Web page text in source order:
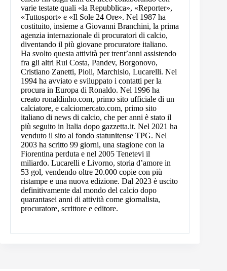
varie testate quali «la Repubblica», «Reporter»,
«Tuttosport» e «Il Sole 24 Ore». Nel 1987 ha
costituito, insieme a Giovanni Branchini, la prima
agenzia internazionale di procuratori di calcio,
diventando il più giovane procuratore italiano.
Ha svolto questa attività per trent’anni assistendo
fra gli altri Rui Costa, Pandev, Borgonovo,
Cristiano Zanetti, Pioli, Marchisio, Lucarelli. Nel
1994 ha avviato e sviluppato i contatti per la
procura in Europa di Ronaldo. Nel 1996 ha
creato ronaldinho.com, primo sito ufficiale di un
calciatore, e calciomercato.com, primo sito
italiano di news di calcio, che per anni è stato il
più seguito in Italia dopo gazzetta.it. Nel 2021 ha
venduto il sito al fondo statunitense TPG. Nel
2003 ha scritto 99 giorni, una stagione con la
Fiorentina perduta e nel 2005 Tenetevi il
miliardo. Lucarelli e Livorno, storia d’amore in
53 gol, vendendo oltre 20.000 copie con più
ristampe e una nuova edizione. Dal 2023 è uscito
definitivamente dal mondo del calcio dopo
quarantasei anni di attività come giornalista,
procuratore, scrittore e editore.